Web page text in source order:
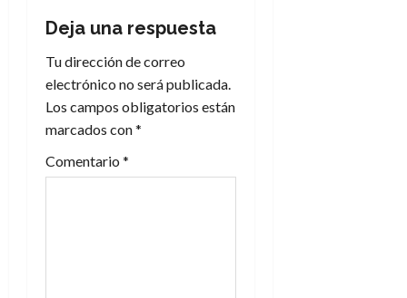
c
i
ó
n
d
Deja una respuesta
Tu dirección de correo
electrónico no será publicada.
Los campos obligatorios están
marcados con*
Comentario *